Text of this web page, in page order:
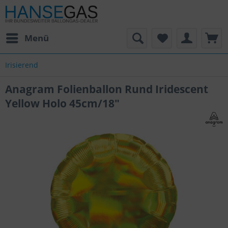
Menü
Irisierend
Anagram Folienballon Rund Iridescent
Yellow Holo 45cm/18"